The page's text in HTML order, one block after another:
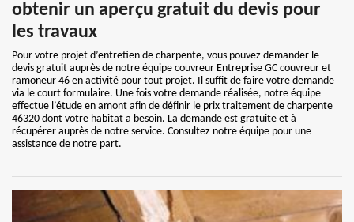
obtenir un aperçu gratuit du devis pour
les travaux
Pour votre projet d’entretien de charpente, vous pouvez demander le
devis gratuit auprès de notre équipe couvreur Entreprise GC couvreur et
ramoneur 46 en activité pour tout projet. Il suffit de faire votre demande
via le court formulaire. Une fois votre demande réalisée, notre équipe
effectue l’étude en amont afin de définir le prix traitement de charpente
46320 dont votre habitat a besoin. La demande est gratuite et à
récupérer auprès de notre service. Consultez notre équipe pour une
assistance de notre part.